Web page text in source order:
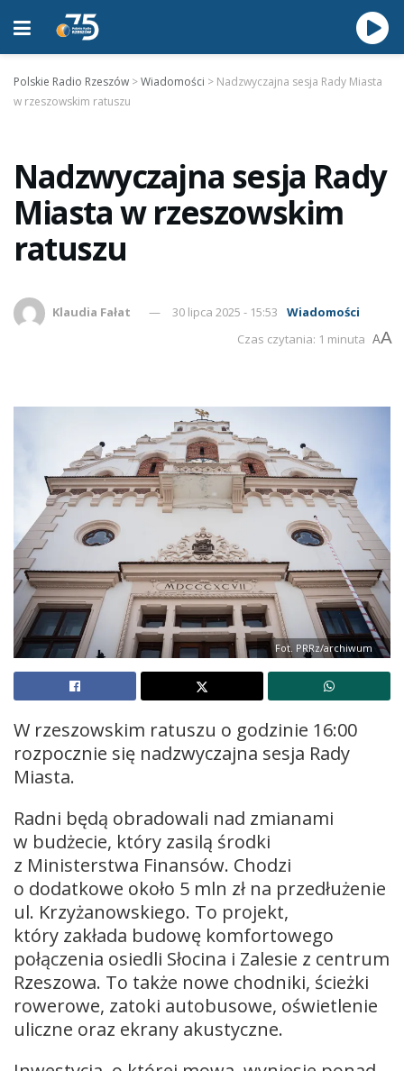
Polskie Radio Rzeszów >Wiadomości > Nadzwyczajna sesja Rady Miasta
w rzeszowskim ratuszu
Nadzwyczajna sesja Rady
Miasta w rzeszowskim
ratuszu
Klaudia Fałat 30 lipca 2025 - 15:53
Wiadomości
Czas czytania: 1 minuta AA
Fot. PRRz/archiwum
W rzeszowskim ratuszu o godzinie 16:00
rozpocznie się nadzwyczajna sesja Rady
Miasta.
Radni będą obradowali nad zmianami
w budżecie, który zasilą środki
z Ministerstwa Finansów. Chodzi
o dodatkowe około 5 mln zł na przedłużenie
ul. Krzyżanowskiego. To projekt,
który zakłada budowę komfortowego
połączenia osiedli Słocina i Zalesie z centrum
Rzeszowa. To także nowe chodniki, ścieżki
rowerowe, zatoki autobusowe, oświetlenie
uliczne oraz ekrany akustyczne.